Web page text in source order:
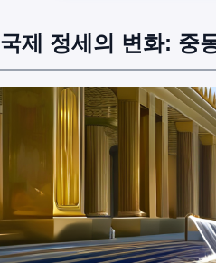
국제 정세의 변화: 중